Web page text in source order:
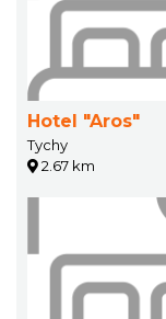
Hotel "Aros"
Tychy
2.67 km